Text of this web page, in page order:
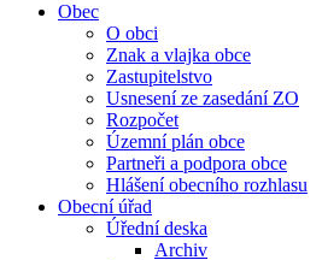
Obec
O obci
Znak a vlajka obce
Zastupitelstvo
Usnesení ze zasedání ZO
Rozpočet
Územní plán obce
Partneři a podpora obce
Hlášení obecního rozhlasu
Obecní úřad
Úřední deska
Archiv